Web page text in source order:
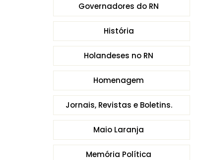
Governadores do RN
História
Holandeses no RN
Homenagem
Jornais, Revistas e Boletins.
Maio Laranja
Memória Política